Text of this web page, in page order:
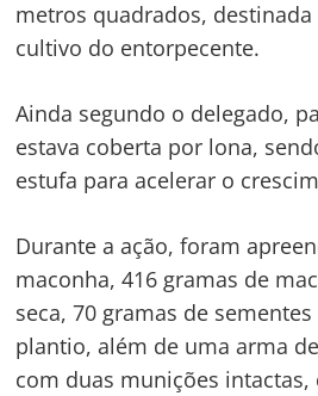
metros quadrados,
cultivo do entorpecente.
Ainda segundo o delegado,
estava coberta por lona,
estufa para acelerar o
Durante a ação, foram
maconha, 416 gramas de
seca, 70 gramas de
plantio, além de uma arma
com duas munições intactas,
Navegação
Post